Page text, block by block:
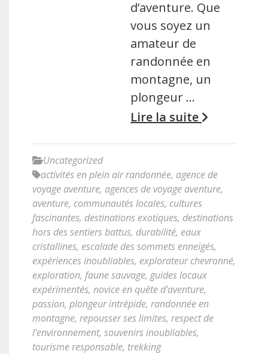
d’aventure. Que
vous soyez un
amateur de
randonnée en
montagne, un
plongeur …
Lire la suite
Uncategorized
activités en plein air randonnée, agence de
voyage aventure, agences de voyage aventure,
aventure, communautés locales, cultures
fascinantes, destinations exotiques, destinations
hors des sentiers battus, durabilité, eaux
cristallines, escalade des sommets enneigés,
expériences inoubliables, explorateur chevronné,
exploration, faune sauvage, guides locaux
expérimentés, novice en quête d'aventure,
passion, plongeur intrépide, randonnée en
montagne, repousser ses limites, respect de
l'environnement, souvenirs inoubliables,
tourisme responsable, trekking